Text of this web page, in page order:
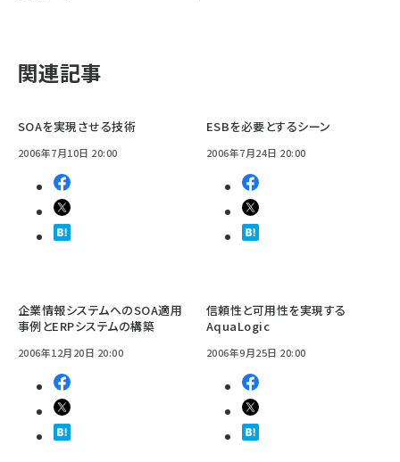
関連記事
SOAを実現させる技術
2006年7月10日 20:00
ESBを必要とするシーン
2006年7月24日 20:00
企業情報システムへのSOA適用
事例とERPシステムの構築
2006年12月20日 20:00
信頼性と可用性を実現する
AquaLogic
2006年9月25日 20:00